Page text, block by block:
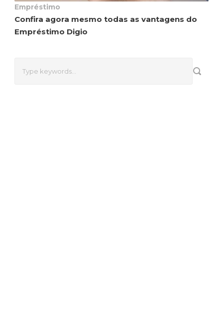
Empréstimo
Confira agora mesmo todas as vantagens do
Empréstimo Digio